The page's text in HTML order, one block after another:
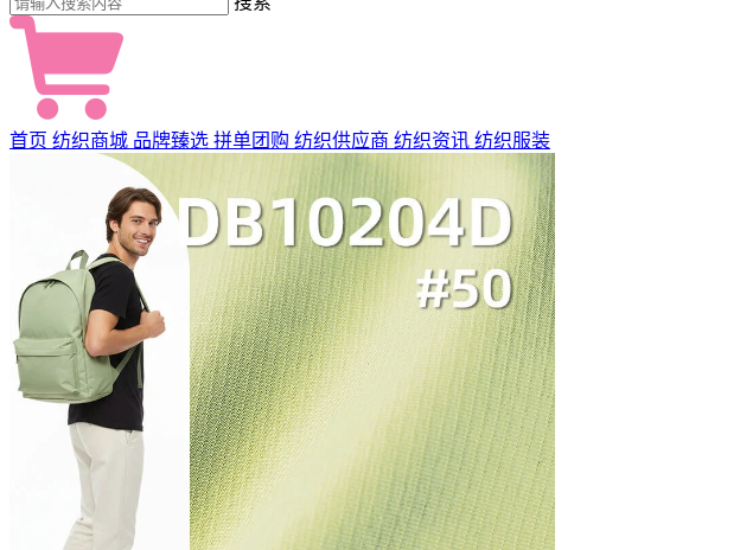
首页 纺织商城 品牌臻选 拼单团购 纺织供应商 纺织资讯 纺织服装